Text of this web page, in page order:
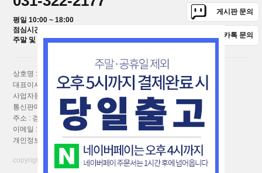
평일 10:00 ~ 18:00
점심시간 12:00 ~ 13:00
주말 및 공휴일은 1:1 상담을 이용해주세요.
게시판 문의
카톡 문의
상호명 : (주)퀴진웨어
대표이사 : 장덕수,신정아
사업자등록번호 : 110-86-17855
[사업자번호확인]
통신판매업신고번호 : 2017-경기포천-0347호
주소 : 경기도 포천시 호국로 1153-18
이메일 :
bakingfarmcafe@naver.com
개인정보취급책임자 : 신정아
copyright⒞astore all right reserved